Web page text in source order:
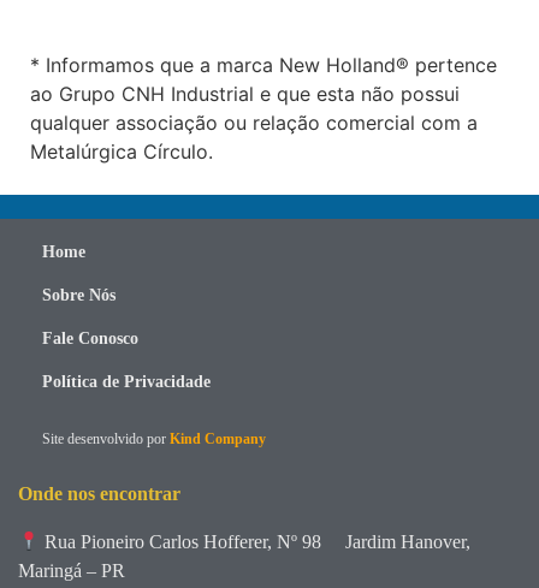
* Informamos que a marca New Holland® pertence
ao Grupo CNH Industrial e que esta não possui
qualquer associação ou relação comercial com a
Metalúrgica Círculo.
Home
Sobre Nós
Fale Conosco
Política de Privacidade
Site desenvolvido por Kind Company
Onde nos encontrar
Rua Pioneiro Carlos Hofferer, Nº 98
Jardim Hanover,
Maringá – PR